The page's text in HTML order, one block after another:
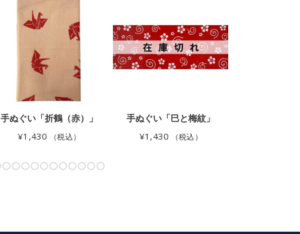
手ぬぐい「折鶴（赤）」
¥1,430 （税込）
手ぬぐい「巳と梅紋」
¥1,430 （税込）